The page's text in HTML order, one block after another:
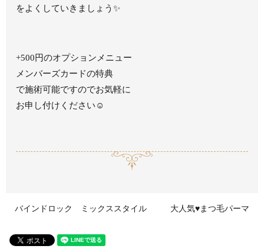
をよくしていきましょう✨
+500円のオプションメニュー
メンバーズカードの特典
で施術可能ですのでお気軽に
お申し付けください☺
バインドロック ミックススタイル 大人気♥まつ毛パーマ